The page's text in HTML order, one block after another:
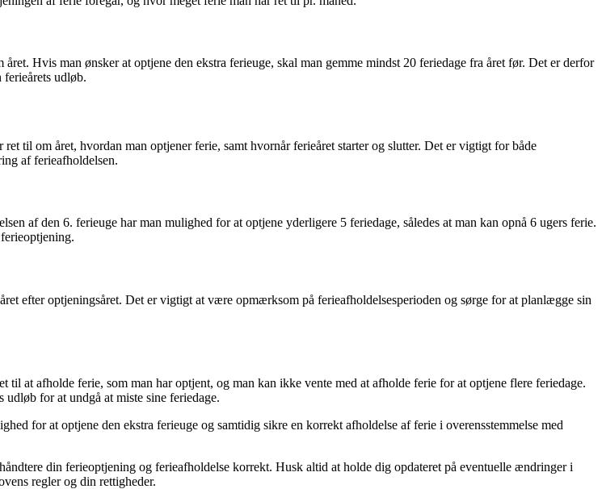
Hvis man ønsker at optjene den ekstra ferieuge, skal man gemme mindst 20 feriedage fra året før. Det er derfor
udløb.
til om året, hvordan man optjener ferie, samt hvornår ferieåret starter og slutter. Det er vigtigt for både
af ferieafholdelsen.
af den 6. ferieuge har man mulighed for at optjene yderligere 5 feriedage, således at man kan opnå 6 ugers ferie.
efter optjeningsåret. Det er vigtigt at være opmærksom på ferieafholdelsesperioden og sørge for at planlægge sin
at afholde ferie, som man har optjent, og man kan ikke vente med at afholde ferie for at optjene flere feriedage.
for at undgå at miste sine feriedage.
for at optjene den ekstra ferieuge og samtidig sikre en korrekt afholdelse af ferie i overensstemmelse med
din ferieoptjening og ferieafholdelse korrekt. Husk altid at holde dig opdateret på eventuelle ændringer i
regler og din rettigheder.